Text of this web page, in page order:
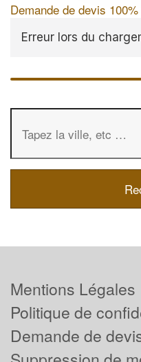
Demande de devis
Erreur lors du
Mentions Légales
Politique de
Demande de